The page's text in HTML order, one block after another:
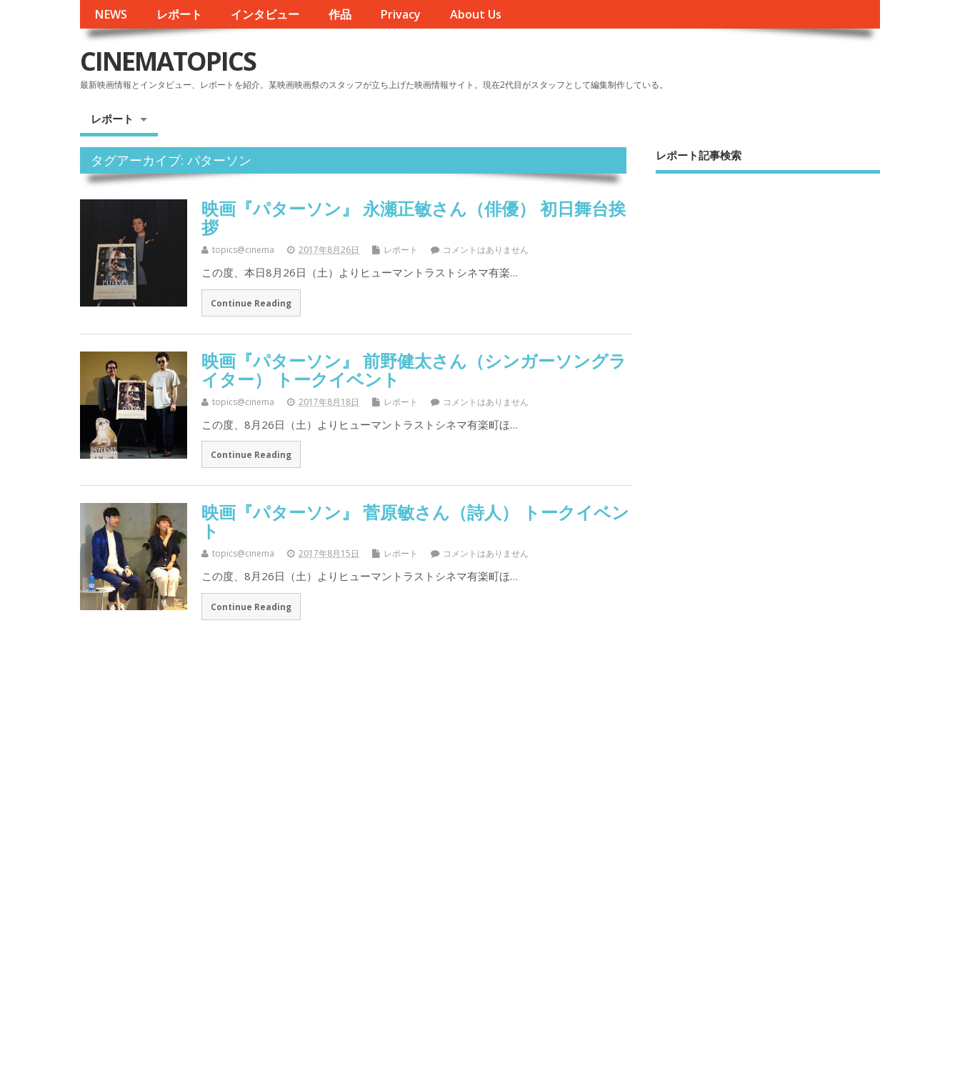
NEWS レポート インタビュー 作品 Privacy About Us
CINEMATOPICS
最新映画情報とインタビュー、レポートを紹介。某映画映画祭のスタッフが立ち上げた映画情報サイト。現在2代目がスタッフとして編集制作している。
レポート
タグアーカイブ: パターソン
映画『パターソン』 永瀬正敏さん（俳優） 初日舞台挨
拶
topics@cinema 2017年8月26日 レポート コメントはありません
この度、本日8月26日（土）よりヒューマントラストシネマ有楽…
Continue Reading
映画『パターソン』 前野健太さん（シンガーソングラ
イター） トークイベント
topics@cinema 2017年8月18日 レポート コメントはありません
この度、8月26日（土）よりヒューマントラストシネマ有楽町ほ…
Continue Reading
映画『パターソン』 菅原敏さん（詩人） トークイベン
ト
topics@cinema 2017年8月15日 レポート コメントはありません
この度、8月26日（土）よりヒューマントラストシネマ有楽町ほ…
Continue Reading
レポート記事検索